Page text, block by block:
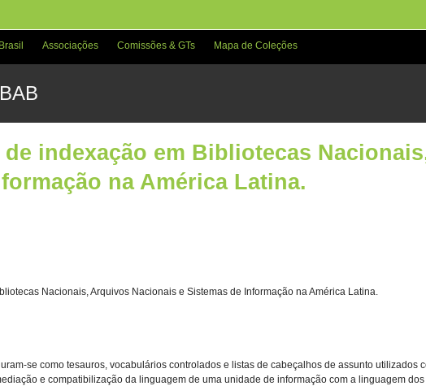
Associações Comissões & GTs Mapa de Coleções
indexação em Bibliotecas
na América Latina.
Nacionais, Arquivos Nacionais e Sistemas de Informação na América Latina.
se como tesauros, vocabulários controlados e listas de cabeçalhos de assunto utilizados
e compatibilização da linguagem de uma unidade de informação com a linguagem